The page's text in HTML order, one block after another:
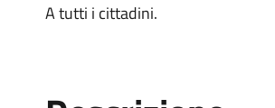
A tutti i cittadini.